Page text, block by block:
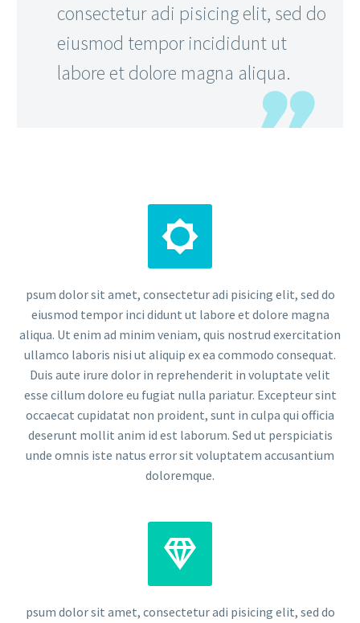
consectetur adi pisicing elit, sed do
eiusmod tempor incididunt ut
labore et dolore magna aliqua.


psum dolor sit amet, consectetur adi pisicing elit, sed do
eiusmod tempor inci didunt ut labore et dolore magna
aliqua. Ut enim ad minim veniam, quis nostrud exercitation
ullamco laboris nisi ut aliquip ex ea commodo consequat.
Duis aute irure dolor in reprehenderit in voluptate velit
esse cillum dolore eu fugiat nulla pariatur. Excepteur sint
occaecat cupidatat non proident, sunt in culpa qui officia
deserunt mollit anim id est laborum. Sed ut perspiciatis
unde omnis iste natus error sit voluptatem accusantium
doloremque.


psum dolor sit amet, consectetur adi pisicing elit, sed do